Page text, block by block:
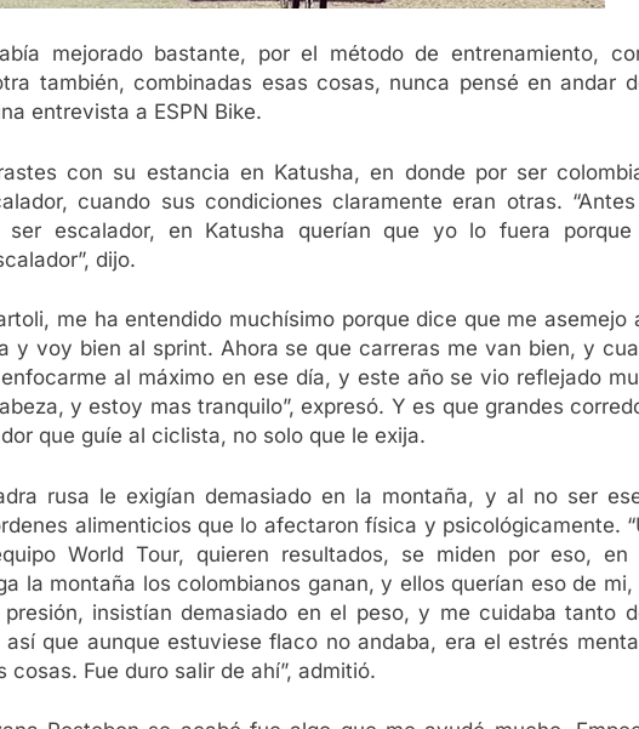
mejorado bastante, por el método de entrenamiento,
también, combinadas esas cosas, nunca pensé en andar
entrevista a ESPN Bike.
con su estancia en Katusha, en donde por ser
cuando sus condiciones claramente eran otras.
ser escalador, en Katusha querían que yo lo fuera porque
dijo.
me ha entendido muchísimo porque dice que me asemejo
y voy bien al sprint. Ahora se que carreras me van bien, y
al máximo en ese día, y este año se vio reflejado
y estoy mas tranquilo”, expresó. Y es que grandes
que guíe al ciclista, no solo que le exija.
rusa le exigían demasiado en la montaña, y al no ser
alimenticios que lo afectaron física y psicológicamente.
World Tour, quieren resultados, se miden por eso, en
la montaña los colombianos ganan, y ellos querían eso de mi,
insistían demasiado en el peso, y me cuidaba tanto
que aunque estuviese flaco no andaba, era el estrés
Fue duro salir de ahí”, admitió.